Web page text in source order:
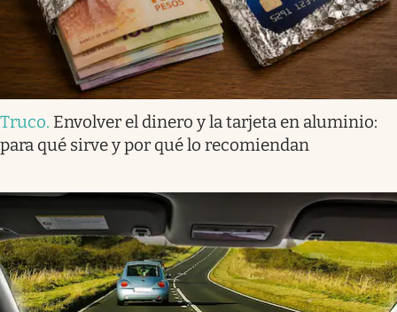
Truco. Envolver el dinero y la tarjeta en aluminio:
para qué sirve y por qué lo recomiendan